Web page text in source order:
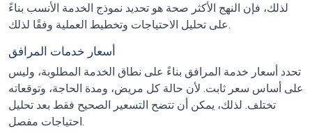
لذلك، فإن النهج الأكثر صحة هو تحديد نموذج الخدمة الأنسب بناءً
على تحليل الاحتياجات وتخطيط العملية وفقًا لذلك.
أسعار خدمات المرافق
تحدد أسعار خدمة المرافق بناءً على نطاق الخدمة المطلوبة، وليس
على أساس سعر ثابت. لأن حالة كل مريض، ومدة الحاجة، وتوقعاته
تختلف. لذلك، يمكن أن تتضح التسعير الصحيح فقط بعد تحليل
احتياجات مفصل.